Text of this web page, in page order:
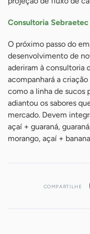
Consultoria Sebraetec
O próximo passo do
desenvolvimento de
aderiram à consultoria
acompanhará a
como a linha de sucos
adiantou os sabores
mercado. Devem
açaí + guaraná,
morango, açaí +
COMPARTILHE